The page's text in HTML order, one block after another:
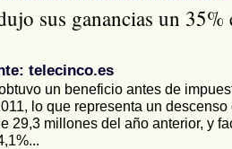
sus ganancias un
telecinco.es
un beneficio antes de
lo que representa un descenso
29,3 millones del año anterior, y